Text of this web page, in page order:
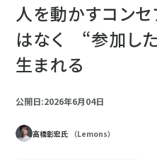
人を動かすコンセ
はなく “参加し
生まれる
公開日:2026年6月04日
高橋彰宏氏 （Lemons）